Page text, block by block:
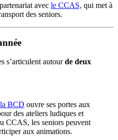
avec le CCAS, qui met à
des seniors.
s’articulent autourde deux
la BCD ouvre ses portes aux
des ateliers ludiques et
CCAS, les seniors peuvent
aux animations.